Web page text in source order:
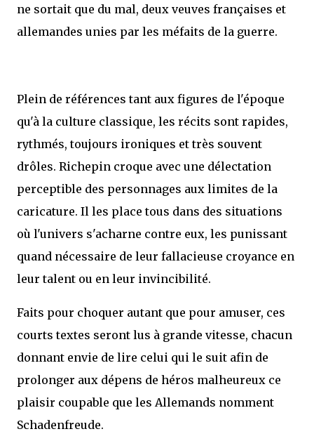
ne sortait que du mal, deux veuves françaises et
allemandes unies par les méfaits de la guerre.
Plein de références tant aux figures de l'époque
qu'à la culture classique, les récits sont rapides,
rythmés, toujours ironiques et très souvent
drôles. Richepin croque avec une délectation
perceptible des personnages aux limites de la
caricature. Il les place tous dans des situations
où l'univers s'acharne contre eux, les punissant
quand nécessaire de leur fallacieuse croyance en
leur talent ou en leur invincibilité.
Faits pour choquer autant que pour amuser, ces
courts textes seront lus à grande vitesse, chacun
donnant envie de lire celui qui le suit afin de
prolonger aux dépens de héros malheureux ce
plaisir coupable que les Allemands nomment
Schadenfreude.